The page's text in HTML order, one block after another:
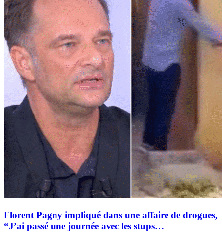
Florent Pagny impliqué dans une affaire de drogues,
“J’ai passé une journée avec les stups…